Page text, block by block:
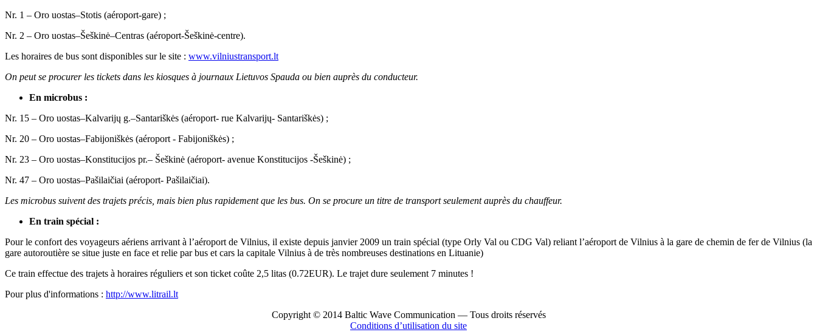
Nr. 1 – Oro uostas–Stotis (aéroport-gare) ;
Nr. 2 – Oro uostas–Šeškinė–Centras (aéroport-Šeškinė-centre).
Les horaires de bus sont disponibles sur le site : www.vilniustransport.lt
On peut se procurer les tickets dans les kiosques à journaux Lietuvos Spauda ou bien auprès du conducteur.
En microbus :
Nr. 15 – Oro uostas–Kalvarijų g.–Santariškės (aéroport- rue Kalvarijų- Santariškės) ;
Nr. 20 – Oro uostas–Fabijoniškės (aéroport - Fabijoniškės) ;
Nr. 23 – Oro uostas–Konstitucijos pr.– Šeškinė (aéroport- avenue Konstitucijos -Šeškinė) ;
Nr. 47 – Oro uostas–Pašilaičiai (aéroport- Pašilaičiai).
Les microbus suivent des trajets précis, mais bien plus rapidement que les bus. On se procure un titre de transport seulement auprès du chauffeur.
En train spécial :
Pour le confort des voyageurs aériens arrivant à l’aéroport de Vilnius, il existe depuis janvier 2009 un train spécial (type Orly Val ou CDG Val) reliant l’aéroport de Vilnius à la gare de chemin de fer de Vilnius (la
gare autoroutière se situe juste en face et relie par bus et cars la capitale Vilnius à de très nombreuses destinations en Lituanie)
Ce train effectue des trajets à horaires réguliers et son ticket coûte 2,5 litas (0.72EUR). Le trajet dure seulement 7 minutes !
Pour plus d'informations : http://www.litrail.lt
Copyright © 2014 Baltic Wave Communication — Tous droits réservés
Conditions d’utilisation du site